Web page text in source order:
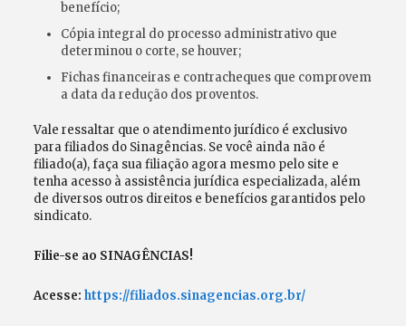
benefício;
Cópia integral do processo administrativo que
determinou o corte, se houver;
Fichas financeiras e contracheques que comprovem
a data da redução dos proventos.
Vale ressaltar que o atendimento jurídico é exclusivo
para filiados do Sinagências. Se você ainda não é
filiado(a), faça sua filiação agora mesmo pelo site e
tenha acesso à assistência jurídica especializada, além
de diversos outros direitos e benefícios garantidos pelo
sindicato.
Filie-se ao SINAGÊNCIAS!
Acesse: https://filiados.sinagencias.org.br/